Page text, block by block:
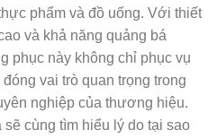
phẩm và đồ uống. Với thiết
và khả năng quảng bá
phục này không chỉ phục vụ
vai trò quan trọng trong
nghiệp của thương hiệu.
cùng tìm hiểu lý do tại sao